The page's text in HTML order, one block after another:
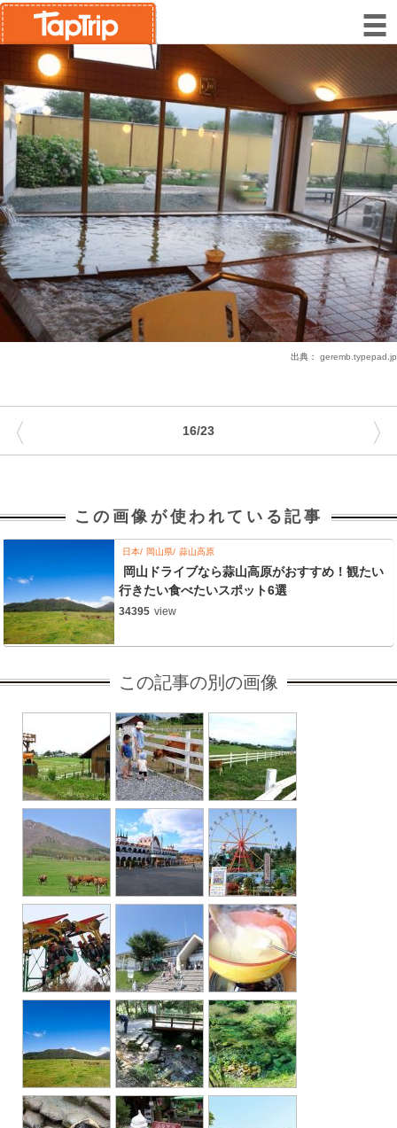
出典： geremb.typepad.jp
16/23
〈 〉
この画像が使われている記事
日本 岡山県 蒜山高原
岡山ドライブなら蒜山高原がおすすめ！観たい
行きたい食べたいスポット6選
34395 view
この記事の別の画像